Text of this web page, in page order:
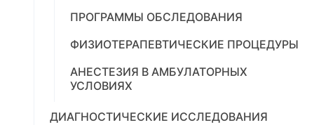
ПРОГРАММЫ ОБСЛЕДОВАНИЯ
ФИЗИОТЕРАПЕВТИЧЕСКИЕ ПРОЦЕДУРЫ
АНЕСТЕЗИЯ В АМБУЛАТОРНЫХ
УСЛОВИЯХ
ДИАГНОСТИЧЕСКИЕ ИССЛЕДОВАНИЯ